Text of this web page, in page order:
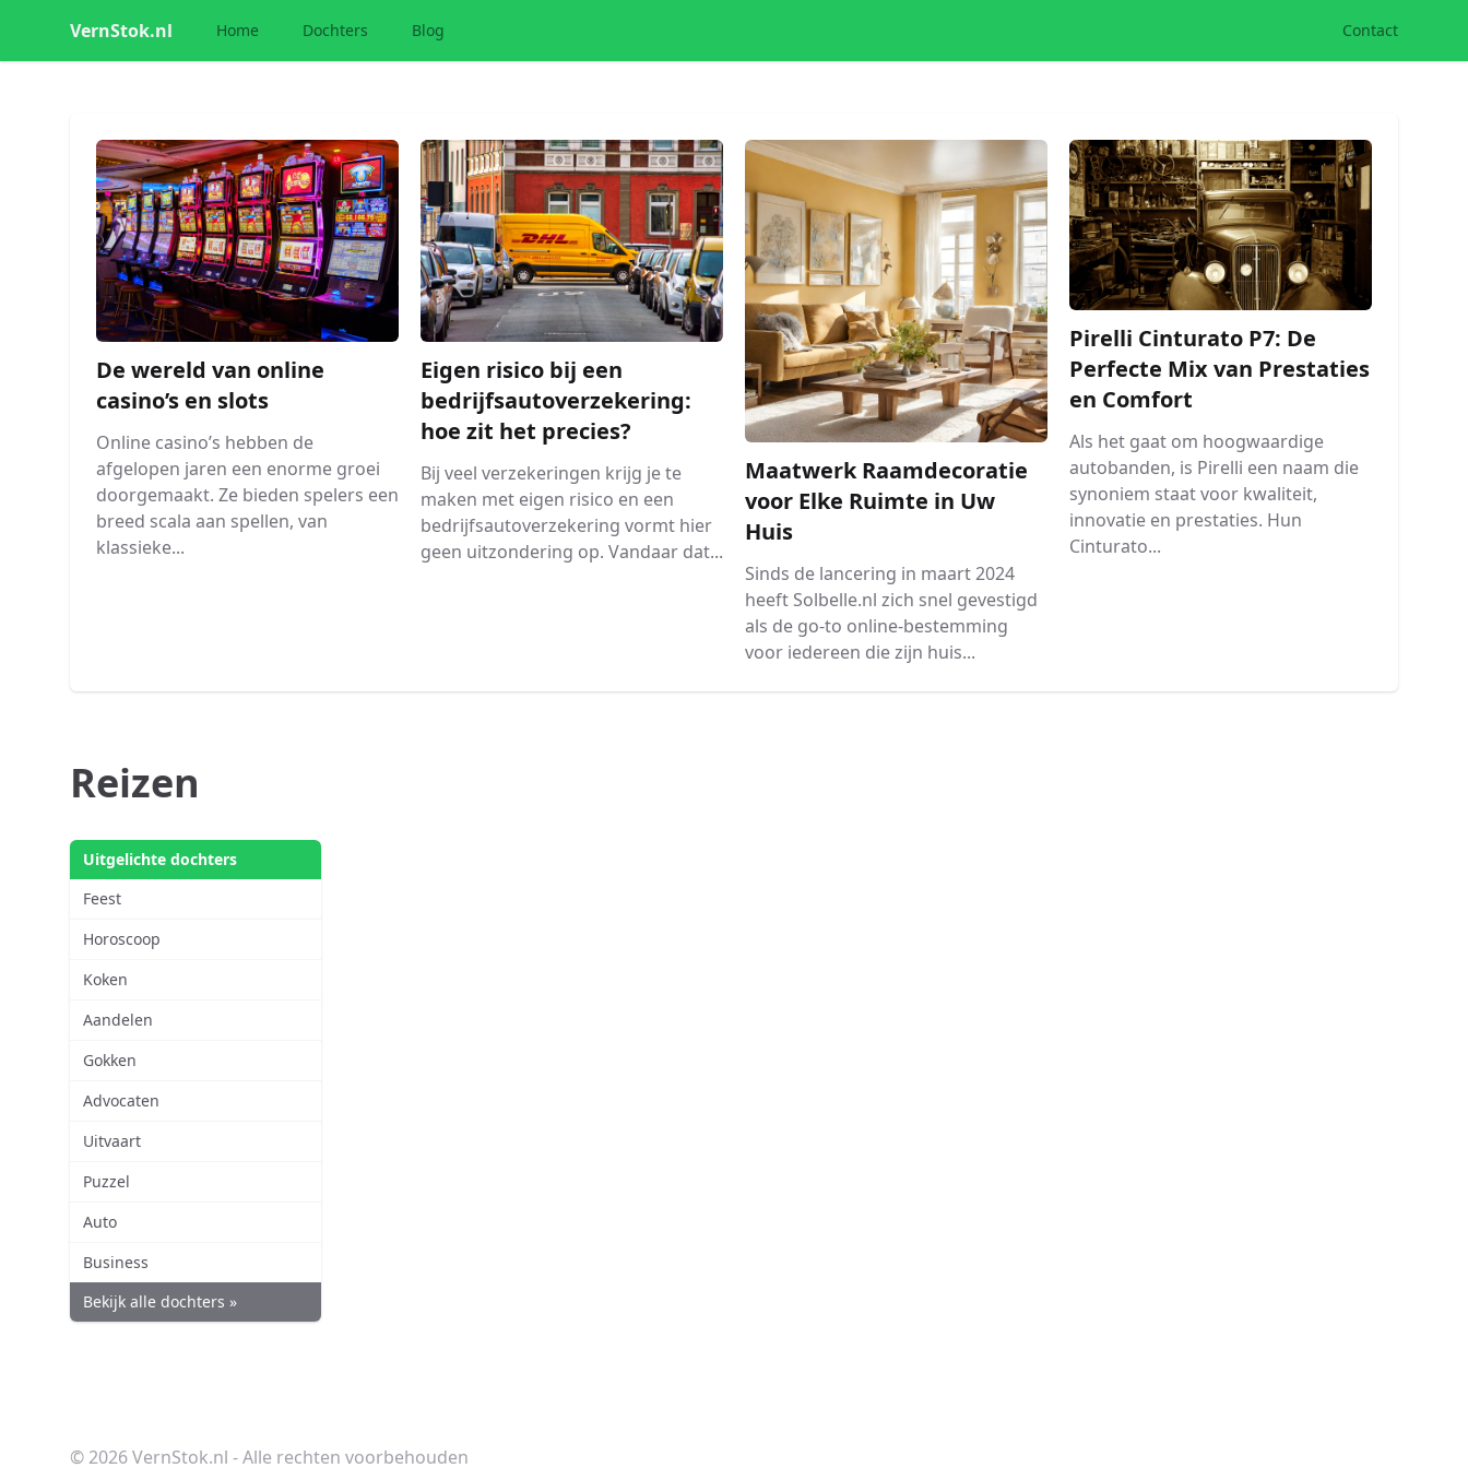
VernStok.nl Home Dochters Blog Contact
De wereld van online
casino’s en slots
Online casino’s hebben de
afgelopen jaren een enorme groei
doorgemaakt. Ze bieden spelers een
breed scala aan spellen, van
klassieke...
Eigen risico bij een
bedrijfsautoverzekering:
hoe zit het precies?
Bij veel verzekeringen krijg je te
maken met eigen risico en een
bedrijfsautoverzekering vormt hier
geen uitzondering op. Vandaar dat...
Maatwerk Raamdecoratie
voor Elke Ruimte in Uw
Huis
Sinds de lancering in maart 2024
heeft Solbelle.nl zich snel gevestigd
als de go-to online-bestemming
voor iedereen die zijn huis...
Pirelli Cinturato P7: De
Perfecte Mix van Prestaties
en Comfort
Als het gaat om hoogwaardige
autobanden, is Pirelli een naam die
synoniem staat voor kwaliteit,
innovatie en prestaties. Hun
Cinturato...
Reizen
Uitgelichte dochters
Feest
Horoscoop
Koken
Aandelen
Gokken
Advocaten
Uitvaart
Puzzel
Auto
Business
Bekijk alle dochters »
© 2026 VernStok.nl - Alle rechten voorbehouden